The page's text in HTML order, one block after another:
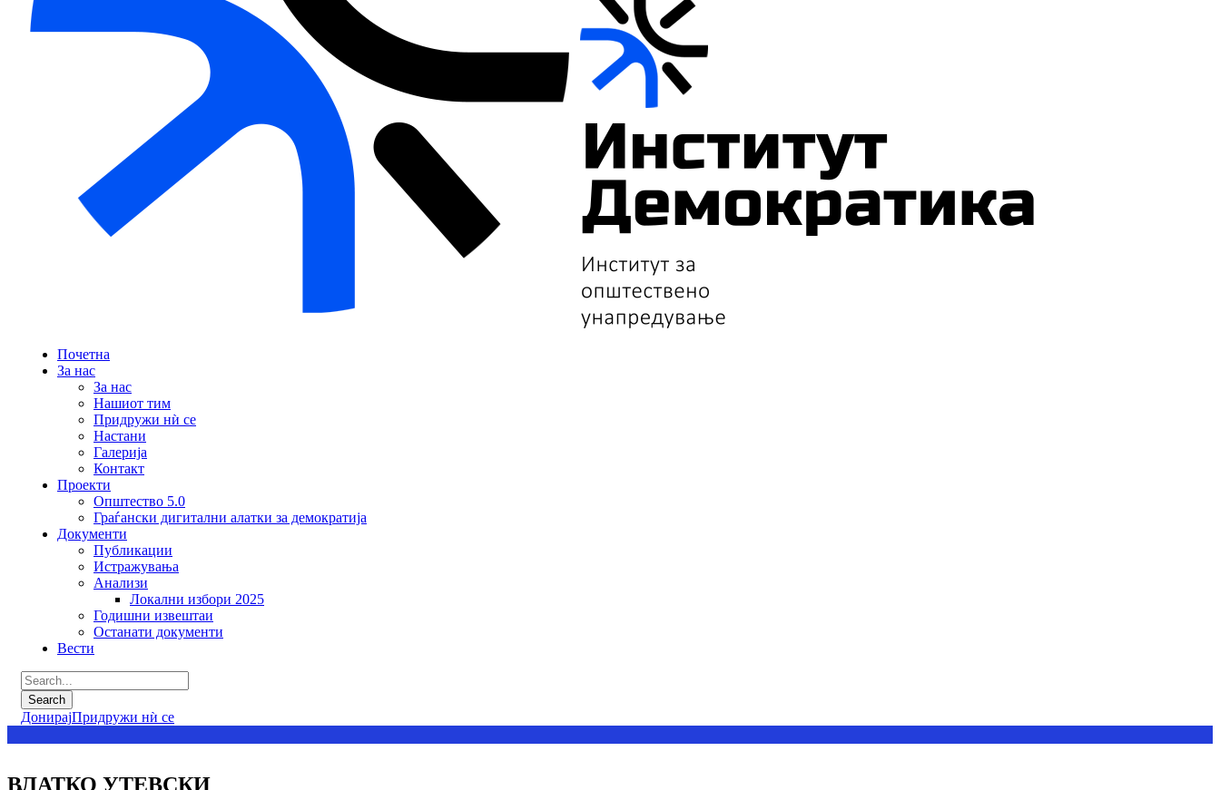
Почетна
За нас
За нас
Нашиот тим
Придружи нѝ се
Настани
Галерија
Контакт
Проекти
Општество 5.0
Граѓански дигитални алатки за демократија
Документи
Публикации
Истражувања
Анализи
Локални избори 2025
Годишни извештаи
Останати документи
Вести
ДонирајПридружи нѝ се
ВЛАТКО УТЕВСКИ